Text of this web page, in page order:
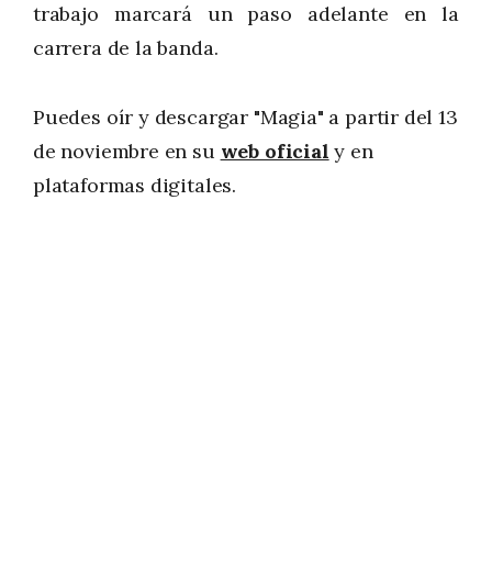
trabajo marcará un paso adelante en la
carrera de la banda.
Puedes oír y descargar "Magia" a partir del 13
de noviembre en su web oficial y en
plataformas digitales.